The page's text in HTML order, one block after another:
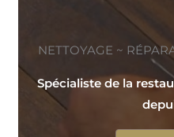
NETTOYAGE ~
Spécialiste de la